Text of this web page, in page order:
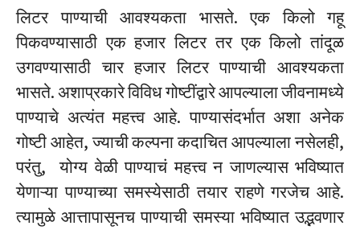
लिटर पाण्याची आवश्यकता भासते. एक किलो गहू
पिकवण्यासाठी एक हजार लिटर तर एक किलो तांदूळ
उगवण्यासाठी चार हजार लिटर पाण्याची आवश्यकता
भासते. अशाप्रकारे विविध गोष्टींद्वारे आपल्याला जीवनामध्ये
पाण्याचे अत्यंत महत्त्व आहे. पाण्यासंदर्भात अशा अनेक
गोष्टी आहेत, ज्याची कल्पना कदाचित आपल्याला नसेलही,
परंतु, योग्य वेळी पाण्याचं महत्त्व न जाणल्यास भविष्यात
येणाऱ्या पाण्याच्या समस्येसाठी तयार राहणे गरजेच आहे.
त्यामुळे आत्तापासूनच पाण्याची समस्या भविष्यात उद्भवणार